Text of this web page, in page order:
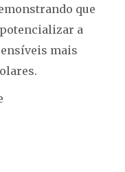
que
a
mais